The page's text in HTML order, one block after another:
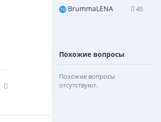
10 BrummaLENA 45
Похожие вопросы
Похожие вопросы
отсутствуют.